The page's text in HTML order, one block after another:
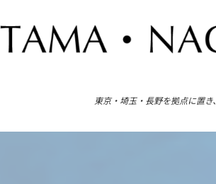
東京・埼玉・長野を拠点に置き、